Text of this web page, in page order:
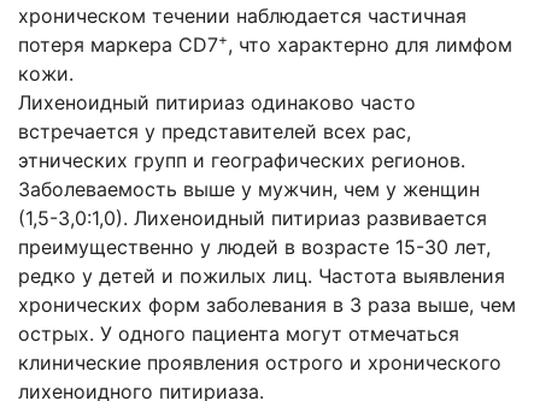
хроническом течении наблюдается частичная
потеря маркера CD7+, что характерно для лимфом
кожи.
Лихеноидный питириаз одинаково часто
встречается у представителей всех рас,
этнических групп и географических регионов.
Заболеваемость выше у мужчин, чем у женщин
(1,5-3,0:1,0). Лихеноидный питириаз развивается
преимущественно у людей в возрасте 15-30 лет,
редко у детей и пожилых лиц. Частота выявления
хронических форм заболевания в 3 раза выше, чем
острых. У одного пациента могут отмечаться
клинические проявления острого и хронического
лихеноидного питириаза.